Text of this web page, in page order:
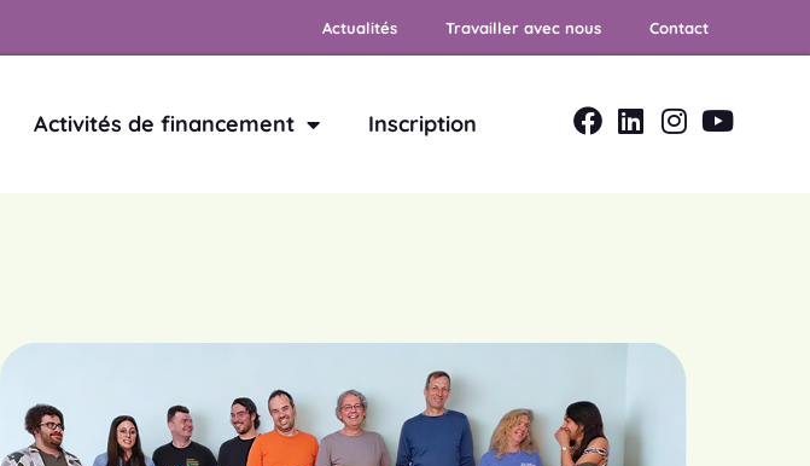
Actualités Travailler avec nous Contact
Activités de financement Inscription